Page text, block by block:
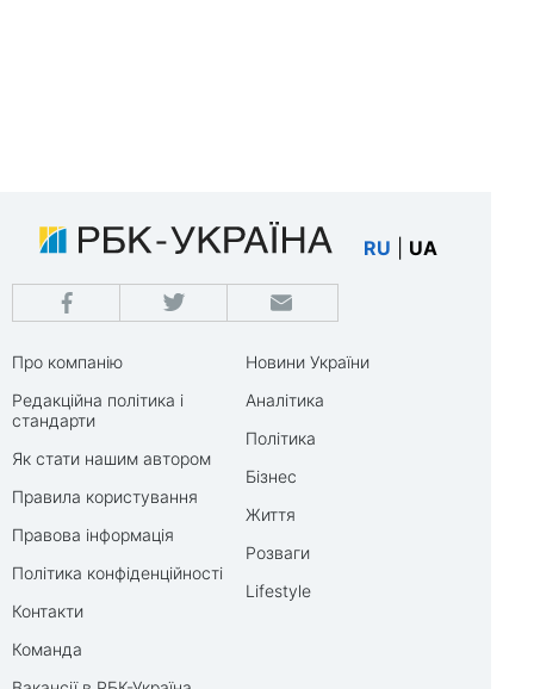
RU UA
Про компанію
Редакційна політика і
стандарти
Як стати нашим автором
Правила користування
Правова інформація
Політика конфіденційності
Контакти
Команда
Новини України
Аналітика
Політика
Бізнес
Життя
Розваги
Lifestyle